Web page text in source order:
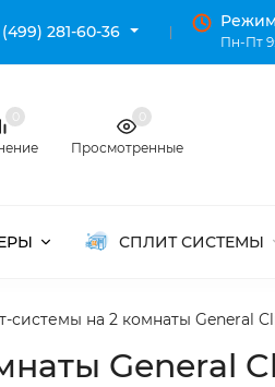
(499) 281-60-36
Пн-Пт
Просмотренные
СПЛИТ СИСТЕМЫ
на 2 комнаты General
General